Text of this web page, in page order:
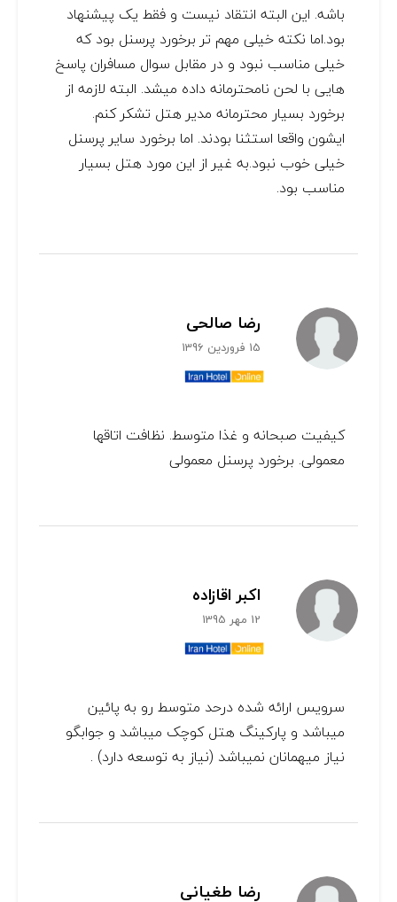
باشه. این البته انتقاد نیست و فقط یک پیشنهاد
بود.اما نکته خیلی مهم تر برخورد پرسنل بود که
خیلی مناسب نبود و در مقابل سوال مسافران پاسخ
هایی با لحن نامحترمانه داده میشد. البته لازمه از
برخورد بسیار محترمانه مدیر هتل تشکر کنم.
ایشون واقعا استثنا بودند. اما برخورد سایر پرسنل
خیلی خوب نبود.به غیر از این مورد هتل بسیار
مناسب بود.
رضا صالحی
15 فروردین 1396
کیفیت صبحانه و غذا متوسط. نظافت اتاقها
معمولی. برخورد پرسنل معمولی
اکبر اقازاده
12 مهر 1395
سرویس ارائه شده درحد متوسط رو به پائین
میباشد و پارکینگ هتل کوچک میباشد و جوابگو
نیاز میهمانان نمیباشد (نیاز به توسعه دارد) .
رضا طغیانی